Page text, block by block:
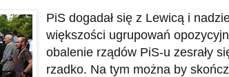
PiS dogadał się z Lewicą i
większości ugrupowań
obalenie rządów PiS-u zesrały
rzadko. Na tym można by